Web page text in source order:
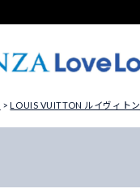
LOUIS VUITTON ルイヴィトン